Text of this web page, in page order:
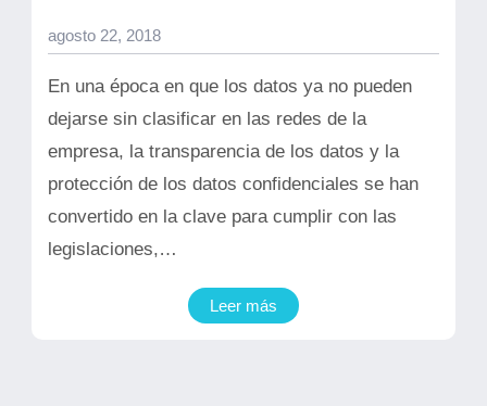
agosto 22, 2018
En una época en que los datos ya no pueden
dejarse sin clasificar en las redes de la
empresa, la transparencia de los datos y la
protección de los datos confidenciales se han
convertido en la clave para cumplir con las
legislaciones,…
Leer más